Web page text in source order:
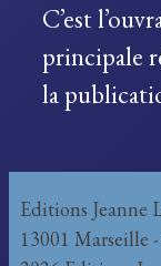
C’est
principale
la
Editions Jeanne
13001 Marseille